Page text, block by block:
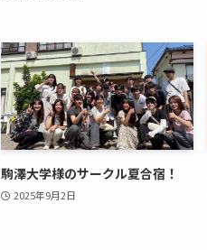
駒澤大学様のサークル夏合宿！
2025年9月2日